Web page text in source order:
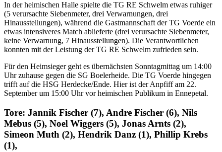
In der heimischen Halle spielte die TG RE Schwelm etwas ruhiger
(5 verursachte Siebenmeter, drei Verwarnungen, drei
Hinausstellungen), während die Gastmannschaft der TG Voerde ein
etwas intensiveres Match ablieferte (drei verursachte Siebenmeter,
keine Verwarnung, 7 Hinausstellungen). Die Verantwortlichen
konnten mit der Leistung der TG RE Schwelm zufrieden sein.
Für den Heimsieger geht es übernächsten Sonntagmittag um 14:00
Uhr zuhause gegen die SG Boelerheide. Die TG Voerde hingegen
trifft auf die HSG Herdecke/Ende. Hier ist der Anpfiff am 22.
September um 15:00 Uhr vor heimischen Publikum in Ennepetal.
Tore: Jannik Fischer (7), Andre Fischer (6), Nils
Mebus (5), Noel Wiggers (5), Jonas Arnts (2),
Simeon Muth (2), Hendrik Danz (1), Phillip Krebs
(1),